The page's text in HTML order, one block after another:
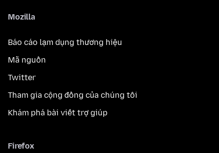
Mozilla
Báo cáo lạm dụng thương hiệu
Mã nguồn
Twitter
Tham gia cộng đồng của chúng tôi
Khám phá bài viết trợ giúp
Firefox